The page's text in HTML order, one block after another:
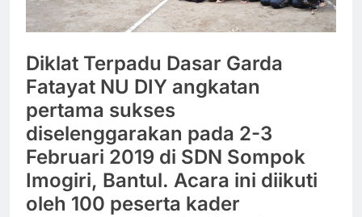
Diklat Terpadu Dasar Garda
Fatayat NU DIY angkatan
pertama sukses
diselenggarakan pada 2-3
Februari 2019 di SDN Sompok
Imogiri, Bantul. Acara ini diikuti
oleh 100 peserta kader